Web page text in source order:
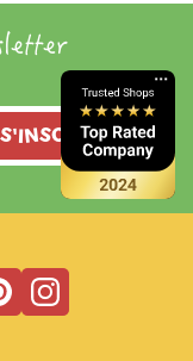
S'INSCRIRE